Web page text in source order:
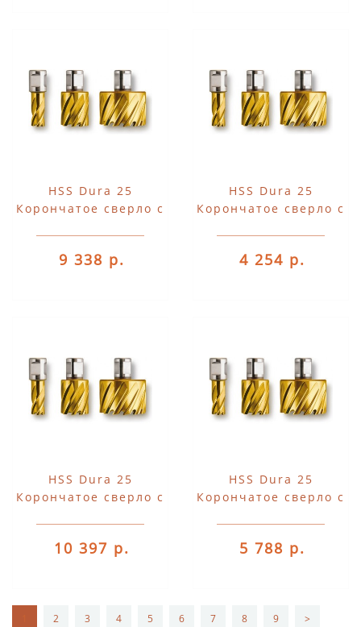
HSS Dura 25
Корончатое сверло с
9 338 р.
HSS Dura 25
Корончатое сверло с
4 254 р.
HSS Dura 25
Корончатое сверло с
10 397 р.
HSS Dura 25
Корончатое сверло с
5 788 р.
2 3 4 5 6 7 8 9 >